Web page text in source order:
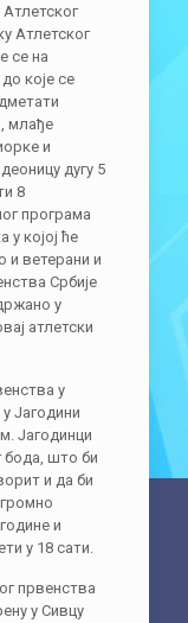
Атлетског
се на
које се
млађе
и
дугу 5
8
програма
којој ће
и ветерани и
Србије
у
атлетски
у
Јагодини
Јагодинци
бода, што би
и да би
и
у 18 сати.
првенства
у Сивцу